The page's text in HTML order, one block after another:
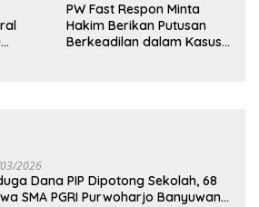
PW Fast Respon Minta
Hakim Berikan Putusan
Berkeadilan dalam Kasus
2026
Dana PIP Dipotong Sekolah, 68
SMA PGRI Purwoharjo Banyuwangi